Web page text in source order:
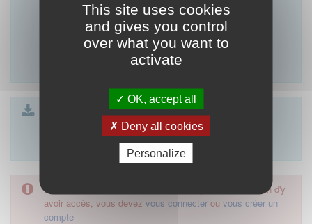
This site uses cookies
and gives you control
over what you want to
activate
OK, accept all
Deny all cookies
Personalize
Lien vers les commentaires du CNOM de l'article :
Article R.4127-88 du code de santé publique
Formulaire article 88| 23 Ko
Formulaire article 88 SCP | 23 Ko
Formulaire article 88 SEL| 23 Ko
L'accès à cette démarche ne vous est pas autorisé. Afin d'y
avoir accès, vous devez vous connecter ou vous créer un
compte